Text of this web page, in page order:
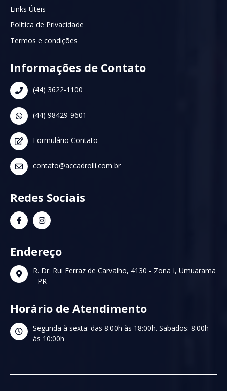
Links Úteis
Política de Privacidade
Termos e condições
Informações de Contato
(44) 3622-1100
(44) 98429-9601
Formulário Contato
contato@accadrolli.com.br
Redes Sociais
Endereço
R. Dr. Rui Ferraz de Carvalho, 4130 - Zona I, Umuarama
- PR
Horário de Atendimento
Segunda à sexta: das 8:00h às 18:00h. Sabados: 8:00h
às 10:00h